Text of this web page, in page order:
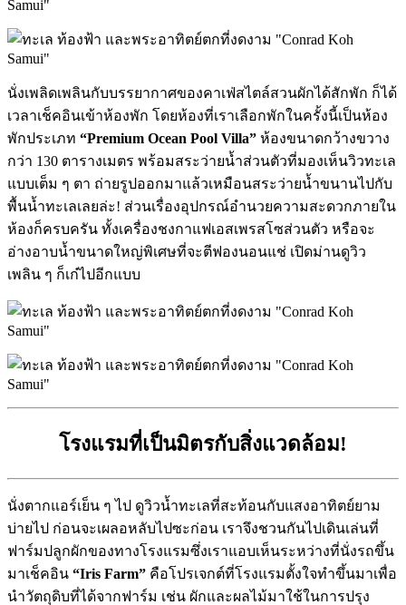
นั่งเพลิดเพลินกับบรรยากาศของคาเฟ่สไตล์สวนผักได้สักพัก ก็ได้
เวลาเช็คอินเข้าห้องพัก โดยห้องที่เราเลือกพักในครั้งนี้เป็นห้อง
พักประเภท “Premium Ocean Pool Villa” ห้องขนาดกว้างขวาง
กว่า 130 ตารางเมตร พร้อมสระว่ายน้ำส่วนตัวที่มองเห็นวิวทะเล
แบบเต็ม ๆ ตา ถ่ายรูปออกมาแล้วเหมือนสระว่ายน้ำขนานไปกับ
พื้นน้ำทะเลเลยล่ะ! ส่วนเรื่องอุปกรณ์อำนวยความสะดวกภายใน
ห้องก็ครบครัน ทั้งเครื่องชงกาแฟเอสเพรสโซส่วนตัว หรือจะ
อ่างอาบน้ำขนาดใหญ่พิเศษที่จะตีฟองนอนแช่ เปิดม่านดูวิว
เพลิน ๆ ก็เก๋ไปอีกแบบ
โรงแรมที่เป็นมิตรกับสิ่งแวดล้อม!
นั่งตากแอร์เย็น ๆ ไป ดูวิวน้ำทะเลที่สะท้อนกับแสงอาทิตย์ยาม
บ่ายไป ก่อนจะเผลอหลับไปซะก่อน เราจึงชวนกันไปเดินเล่นที่
ฟาร์มปลูกผักของทางโรงแรมซึ่งเราแอบเห็นระหว่างที่นั่งรถขึ้น
มาเช็คอิน “Iris Farm” คือโปรเจกต์ที่โรงแรมตั้งใจทำขึ้นมาเพื่อ
นำวัตถุดิบที่ได้จากฟาร์ม เช่น ผักและผลไม้มาใช้ในการปรุง